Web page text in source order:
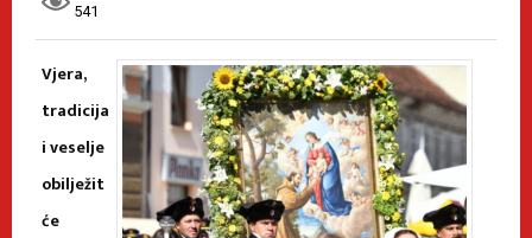
541
Vjera,
tradicija
i veselje
obilježit
će